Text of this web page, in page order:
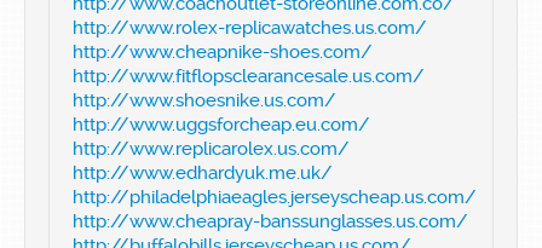
http://www.rolex-replicawatches.us.com/
http://www.cheapnike-shoes.com/
http://www.fitflopsclearancesale.us.com/
http://www.shoesnike.us.com/
http://www.uggsforcheap.eu.com/
http://www.replicarolex.us.com/
http://www.edhardyuk.me.uk/
http://philadelphiaeagles.jerseyscheap.us.com/
http://www.cheapray-banssunglasses.us.com/